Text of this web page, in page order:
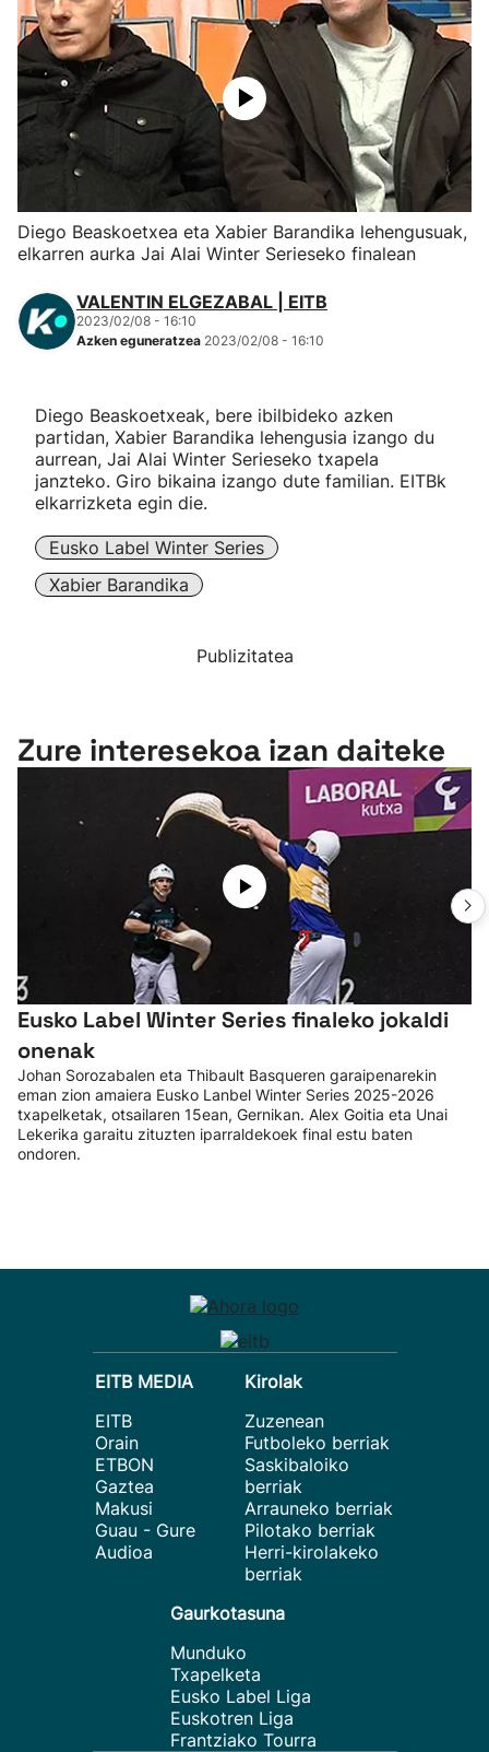
Herri-kirolak
Eskubaloia
Kirolak 360
Atletismoa
Kirol gehiago
Diego Beaskoetxea eta Xabier Barandika lehengusuak,
elkarren aurka Jai Alai Winter Serieseko finalean
VALENTIN ELGEZABAL | EITB
2023/02/08 - 16:10
Azken eguneratzea 2023/02/08 - 16:10
Diego Beaskoetxeak, bere ibilbideko azken
partidan, Xabier Barandika lehengusia izango du
aurrean, Jai Alai Winter Serieseko txapela
janzteko. Giro bikaina izango dute familian. EITBk
elkarrizketa egin die.
Eusko Label Winter Series
Xabier Barandika
Publizitatea
Zure interesekoa izan daiteke
Eusko Label Winter Series finaleko jokaldi
onenak
Johan Sorozabalen eta Thibault Basqueren garaipenarekin
eman zion amaiera Eusko Lanbel Winter Series 2025-2026
txapelketak, otsailaren 15ean, Gernikan. Alex Goitia eta Unai
Lekerika garaitu zituzten iparraldekoek final estu baten
ondoren.
EITB MEDIA
EITB
Orain
ETBON
Gaztea
Makusi
Guau - Gure
Audioa
Kirolak
Zuzenean
Futboleko berriak
Saskibaloiko
berriak
Arrauneko berriak
Pilotako berriak
Herri-kirolakeko
berriak
Gaurkotasuna
Munduko
Txapelketa
Eusko Label Liga
Euskotren Liga
Frantziako Tourra